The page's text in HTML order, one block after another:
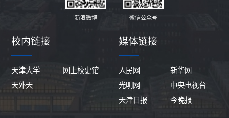
新浪微博 微信公众号
校内链接
天津大学
网上校史馆
天外天
媒体链接
人民网
新华网
光明网
中央电视台
天津日报
今晚报